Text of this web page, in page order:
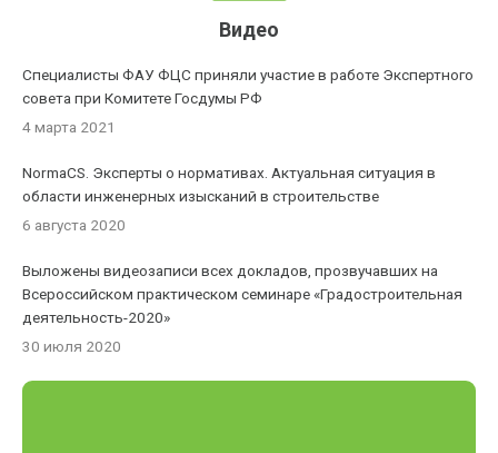
Видео
Специалисты ФАУ ФЦС приняли участие в работе Экспертного
совета при Комитете Госдумы РФ
4 марта 2021
NormaCS. Эксперты о нормативах. Актуальная ситуация в
области инженерных изысканий в строительстве
6 августа 2020
Выложены видеозаписи всех докладов, прозвучавших на
Всероссийском практическом семинаре «Градостроительная
деятельность-2020»
30 июля 2020